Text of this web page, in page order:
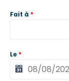
Fait à *
Le *